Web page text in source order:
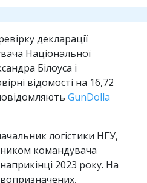
декларації
Національної
Білоуса і
відомості на 16,72
GunDolla
логістики НГУ,
командувача
2023 року. На